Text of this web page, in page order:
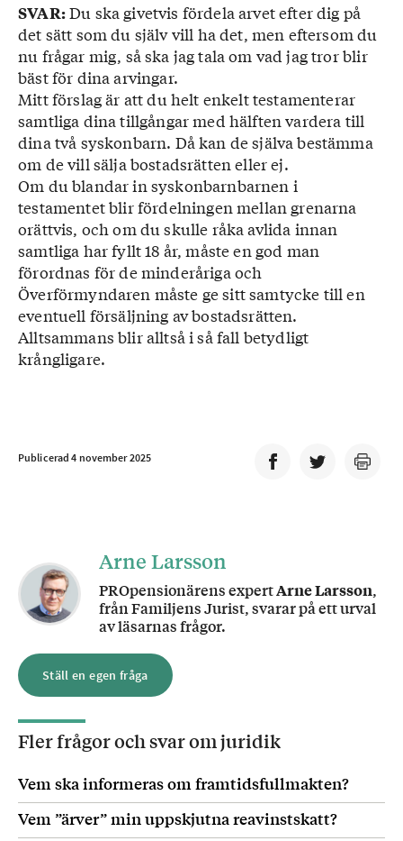
SVAR:Du ska givetvis fördela arvet efter dig på
det sätt som du själv vill ha det, men eftersom du
nu frågar mig, så ska jag tala om vad jag tror blir
bäst för dina arvingar.
Mitt förslag är att du helt enkelt testamenterar
samtliga dina tillgångar med hälften vardera till
dina två syskonbarn. Då kan de själva bestämma
om de vill sälja bostadsrätten eller ej.
Om du blandar in syskonbarnbarnen i
testamentet blir fördelningen mellan grenarna
orättvis, och om du skulle råka avlida innan
samtliga har fyllt 18 år, måste en god man
förordnas för de minderåriga och
Överförmyndaren måste ge sitt samtycke till en
eventuell försäljning av bostadsrätten.
Alltsammans blir alltså i så fall betydligt
krångligare.
Publicerad 4 november 2025
Arne Larsson
PROpensionärens expertArne Larsson,
från Familjens Jurist, svarar på ett urval
av läsarnas frågor.
Ställ en egen fråga
Fler frågor och svar omjuridik
Vem ska informeras om framtidsfullmakten?
Vem ”ärver” min uppskjutna reavinstskatt?